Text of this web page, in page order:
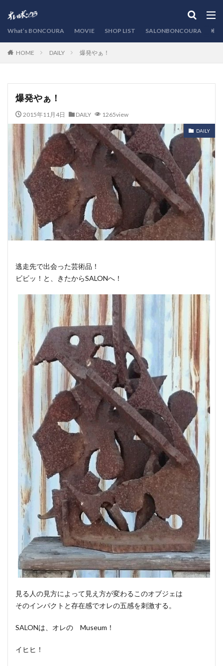
What’s BONCOURA MOVIE SHOP LIST SALONBONCOURA
HOME DAILY 爆発やぁ！
爆発やぁ！
2015年11月4日 DAILY 1265view
DAILY
逃走先で出会った芸術品！
ビビッ！と、きたからSALONへ！
見る人の見方によって見え方が変わるこのオブジェは
そのインパクトと存在感でオレの五感を刺激する。
SALONは、オレの Museum！
イヒヒ！
カテゴリー
検索